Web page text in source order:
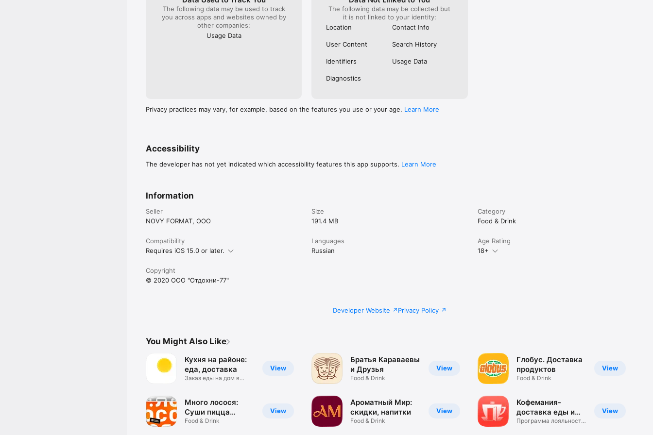
The following data may be used to track
you across apps and websites owned by
other companies:
Usage Data
The following data may be collected but
it is not linked to your identity:
Location
Contact Info
User Content Search History
Identifiers Usage Data
Diagnostics
Privacy practices may vary, for example, based on the features you use or your age. Learn More
Accessibility
The developer has not yet indicated which accessibility features this app supports. Learn More
Information
Seller
NOVY FORMAT, OOO
Size
191.4 MB
Category
Food & Drink
Compatibility
Requires iOS 15.0 or later.
Languages
Russian
Age Rating
18+
Copyright
© 2020 ООО "Отдохни-77"
Developer Website Privacy Policy
You Might Also Like
View
Кухня на районе:
еда, доставка
Заказ еды на дом в
View
Много лосося:
Суши пицца
роллы
Food & Drink
View
Братья Караваевы
и Друзья
Food & Drink
View
Ароматный Мир:
скидки, напитки
Food & Drink
View
Глобус. Доставка
продуктов
Food & Drink
View
Кофемания-
доставка еды и
кофе
Программа лояльности